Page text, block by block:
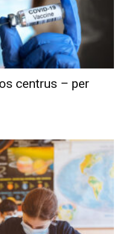
centrus – per